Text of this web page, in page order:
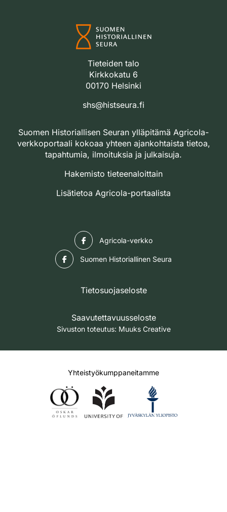
Tieteiden talo
Kirkkokatu 6
00170 Helsinki
shs@histseura.fi
Suomen Historiallisen Seuran ylläpitämä Agricola-
verkkoportaali kokoaa yhteen ajankohtaista tietoa,
tapahtumia, ilmoituksia ja julkaisuja.
Hakemisto tieteenaloittain
Lisätietoa Agricola-portaalista
Agricola-verkko
Suomen Historiallinen Seura
Tietosuojaseloste
Saavutettavuusseloste
Sivuston toteutus: Muuks Creative
Yhteistyökumppaneitamme